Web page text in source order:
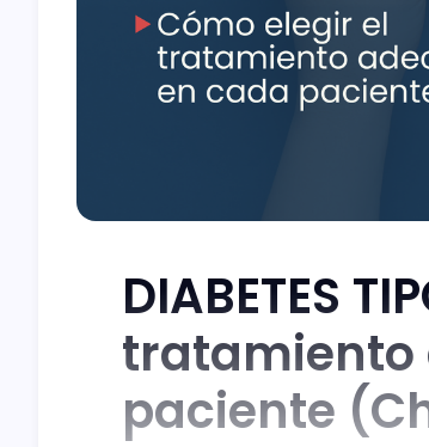
DIABETES
tratamiento
paciente